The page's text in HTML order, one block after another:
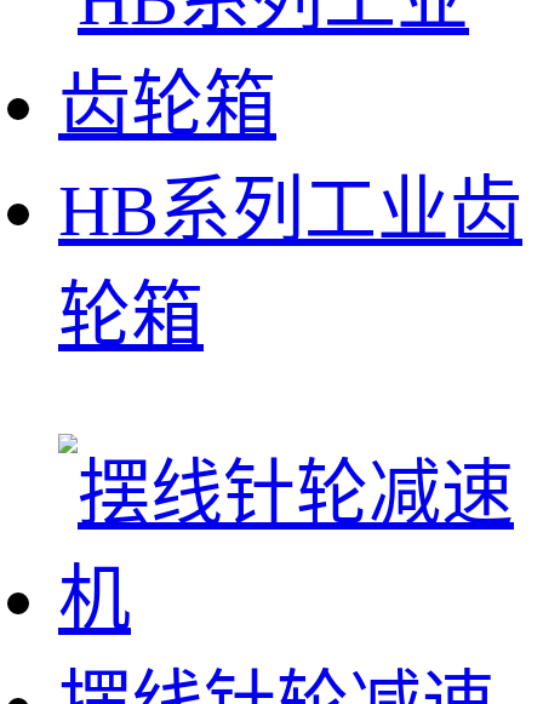
HB系列工业齿
轮箱